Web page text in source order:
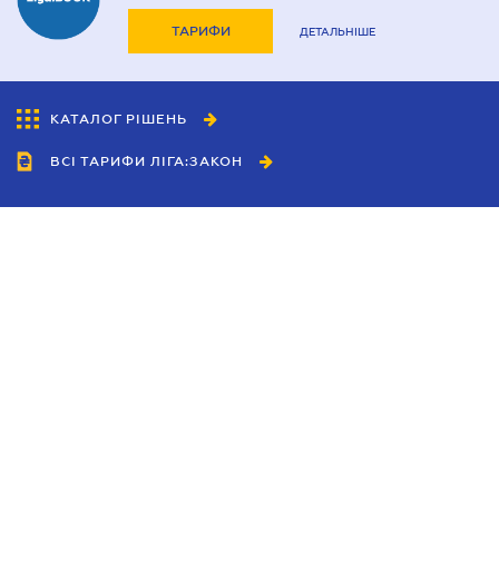
ТАРИФИ ДЕТАЛЬНІШЕ
КАТАЛОГ РІШЕНЬ
ВСІ ТАРИФИ ЛІГА:ЗАКОН